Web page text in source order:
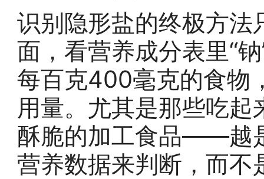
识别隐形盐的终极方
面，看营养成分表里“
每百克400毫克的食物
用量。尤其是那些吃
酥脆的加工食品——越
营养数据来判断，而不